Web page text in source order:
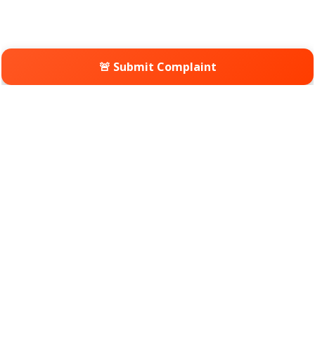
🚨 Submit Complaint